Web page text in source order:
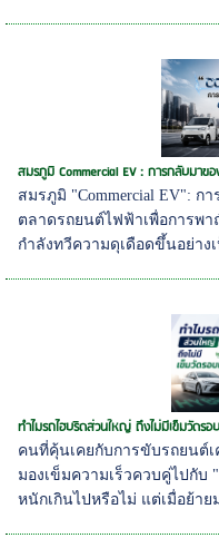
สมรภูมิ Commercial EV : การกลับมาขอ
สมรภูมิ "Commercial EV": ก
ตลาดรถยนต์ไฟฟ้าเพื่อการพา
กำลังทวีความดุเดือดขึ้นอย่าง
ทำไมรถไฮบริดส่วนใหญ่ ถึงไม่มีเข็มวัดรอ
คนที่คุ้นเคยกับการขับรถยนต์
มองเข็มความเร็วควบคู่ไปกับ
หนักเกินไปหรือไม่ แต่เมื่อย้าย